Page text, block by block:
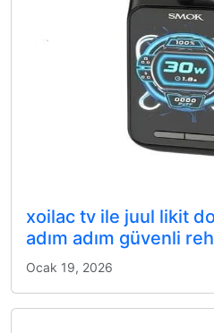
xoilac tv ile juul likit
adım adım güvenli
Ocak 19, 2026